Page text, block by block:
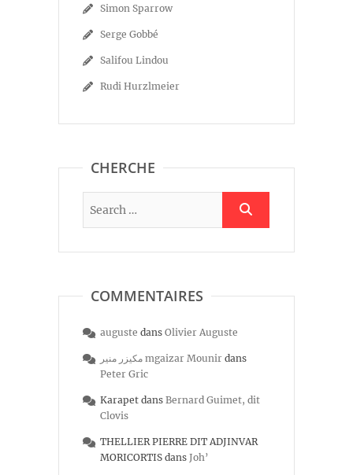
Simon Sparrow
Serge Gobbé
Salifou Lindou
Rudi Hurzlmeier
CHERCHE
COMMENTAIRES
auguste dans Olivier Auguste
مكيزر منير mgaizar Mounir dans
Peter Gric
Karapet dans Bernard Guimet, dit
Clovis
THELLIER PIERRE DIT ADJINVAR
MORICORTIS dans Joh’